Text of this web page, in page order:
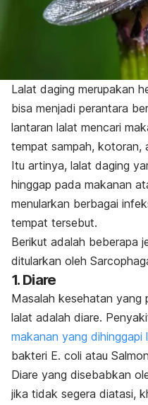
Lalat daging merupakan
bisa menjadi perantara
lantaran lalat mencari
tempat sampah, kotoran,
Itu artinya, lalat daging
hinggap pada makanan
menularkan berbagai
tempat tersebut.
Berikut adalah beberapa
ditularkan oleh
1. Diare
Masalah kesehatan yang
lalat adalah diare.
makanan yang dihinggapi
bakteri E. coli atau
Diare yang disebabkan
jika tidak segera diatasi,